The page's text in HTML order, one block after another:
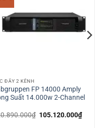
ĐẨY 2 KÊNH
FP 14000 Amply
Suất 14.000w 2-Channel
₫ Giá
105.120.000₫Giá
hiện